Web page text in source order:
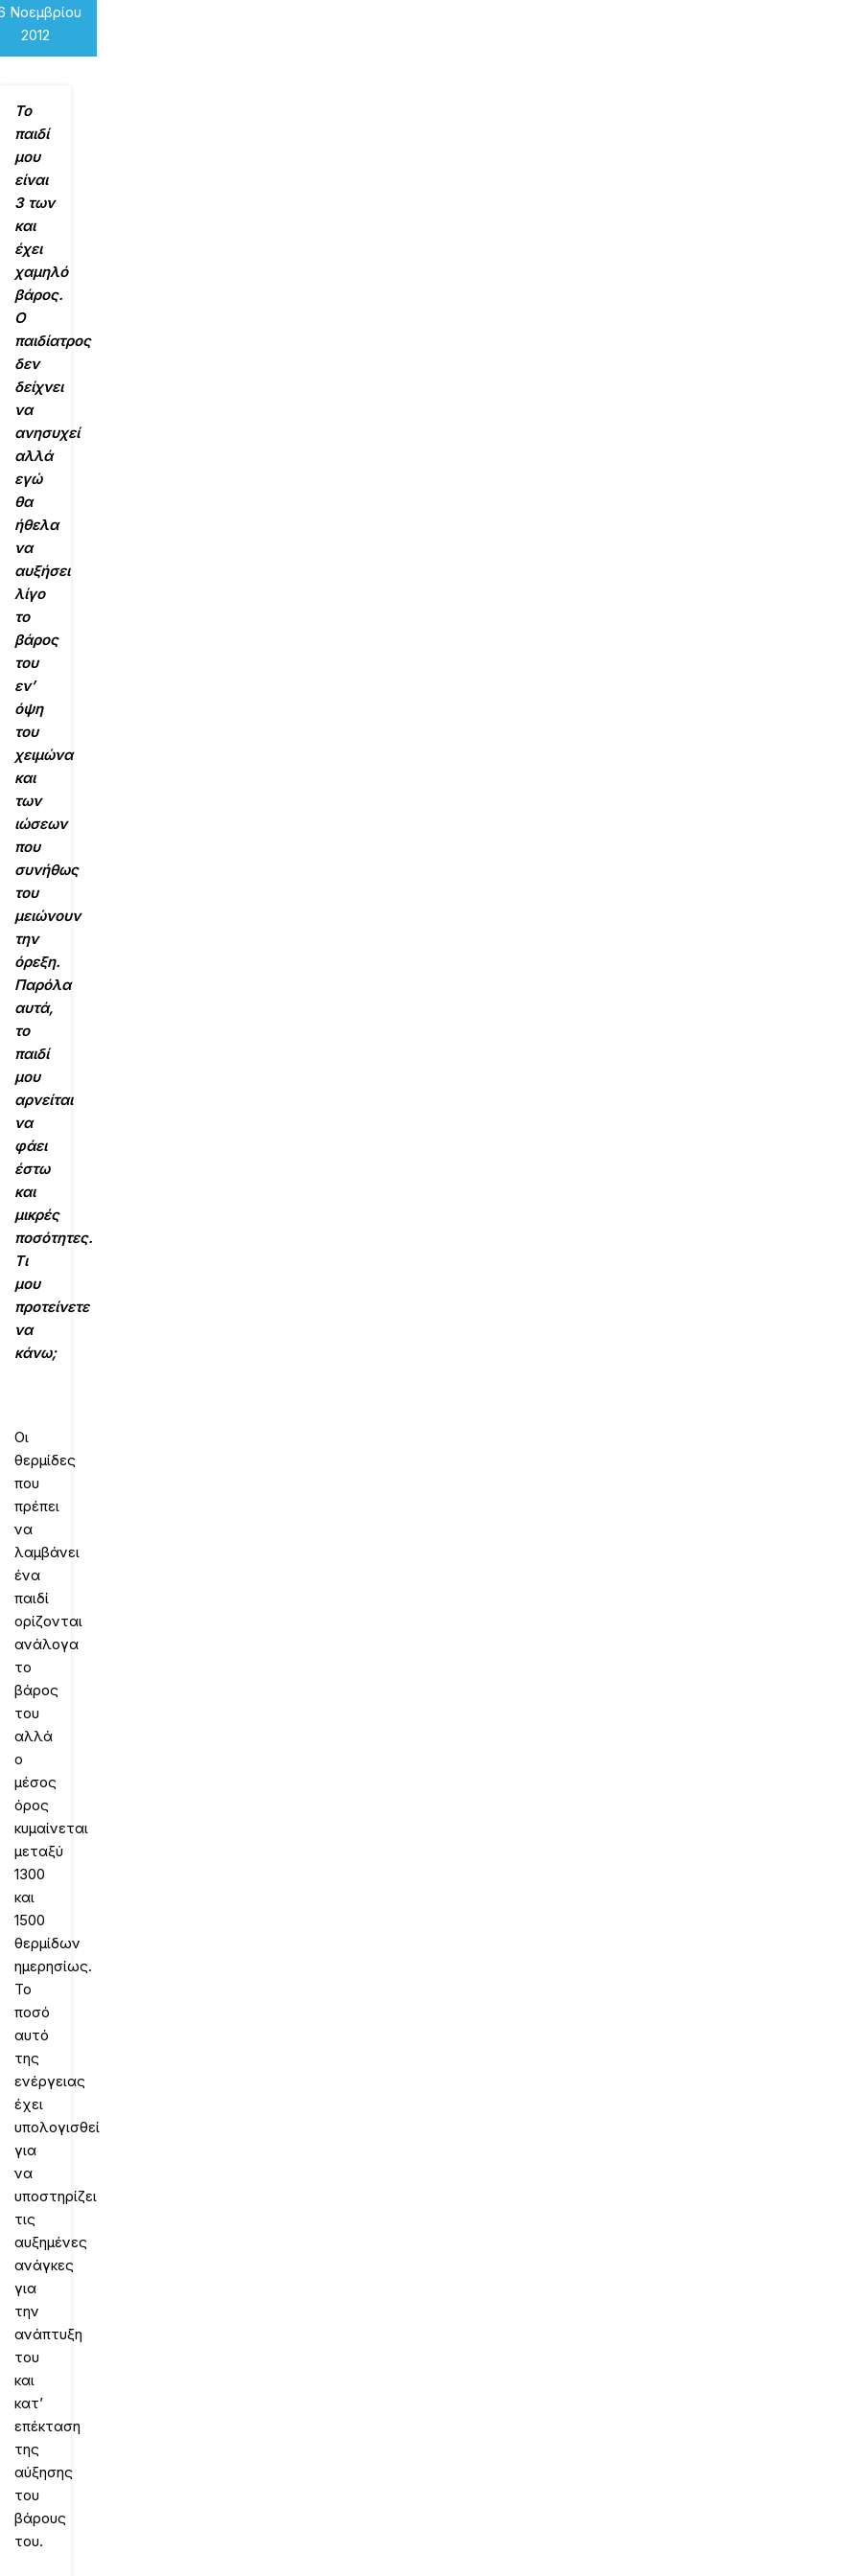
Νοεμβρίου
2012
Το
παιδί
μου
είναι
3 των
και
έχει
χαμηλό
βάρος.
Ο
παιδίατρος
δεν
δείχνει
να
ανησυχεί
αλλά
εγώ
θα
ήθελα
να
αυξήσει
λίγο
το
βάρος
του
εν’
όψη
του
χειμώνα
και
των
ιώσεων
που
συνήθως
του
μειώνουν
την
όρεξη.
Παρόλα
αυτά,
το
παιδί
μου
αρνείται
να
φάει
έστω
και
μικρές
ποσότητες.
Τι
μου
προτείνετε
να
κάνω;
Οι
θερμίδες
που
πρέπει
να
λαμβάνει
ένα
παιδί
ορίζονται
ανάλογα
το
βάρος
του
αλλά
ο
μέσος
όρος
κυμαίνεται
μεταξύ
1300
και
1500
θερμίδων
ημερησίως.
Το
ποσό
αυτό
της
ενέργειας
έχει
υπολογισθεί
για
να
υποστηρίζει
τις
αυξημένες
ανάγκες
για
την
ανάπτυξη
του
και
κατ’
επέκταση
της
αύξησης
του
βάρους
του.